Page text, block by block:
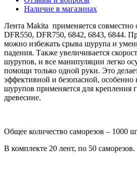
Наличие в магазинах
Лента Makita применяется
DFR550, DFR750, 6842, 6843, 6844.
можно избежать срыва шурупа и
падения. Также увеличивается
шурупов, и все манипуляции легко
помощи только одной руки. Это
эффективной и безопасной, особенно
шурупов применяется для крепления
древесине.
Общее количество саморезов – 1000
В комплекте 20 лент, по 50 саморезов.